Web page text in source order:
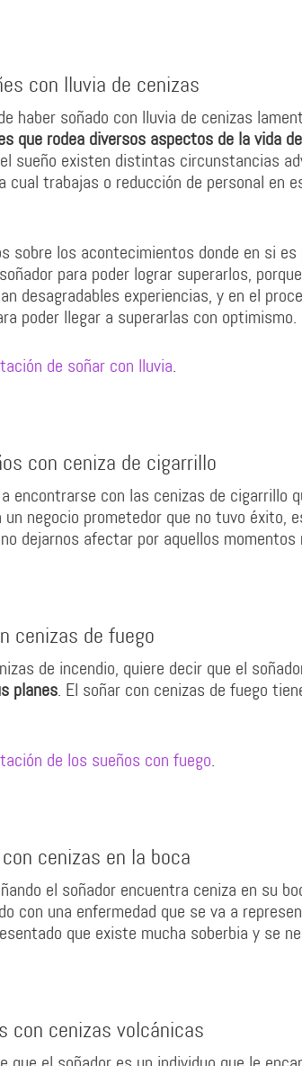
con lluvia de cenizas
haber soñado con lluvia de cenizas
que rodea diversos aspectos de la vida
sueño existen distintas circunstancias
cual trabajas o reducción de personal en
sobre los acontecimientos donde en si
para poder lograr superarlos,
desagradables experiencias, y en el
poder llegar a superarlas con optimismo.
de soñar con lluvia.
con ceniza de cigarrillo
encontrarse con las cenizas de cigarrillo
un negocio prometedor que no tuvo éxito,
dejarnos afectar por aquellos momentos
cenizas de fuego
de incendio, quiere decir que el
planes. El soñar con cenizas de fuego
de los sueños con fuego.
cenizas en la boca
el soñador encuentra ceniza en su
con una enfermedad que se va a
que existe mucha soberbia y se
con cenizas volcánicas